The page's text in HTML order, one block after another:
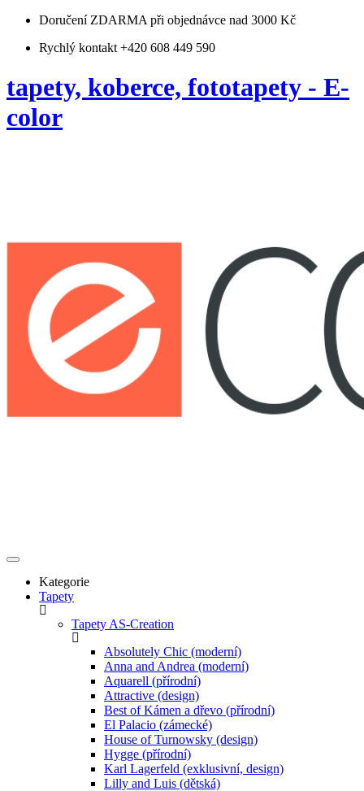
Doručení ZDARMA při objednávce nad 3000 Kč
Rychlý kontakt +420 608 449 590
tapety, koberce, fototapety - E-
color
Kategorie
Tapety
Tapety AS-Creation
Absolutely Chic (moderní)
Anna and Andrea (moderní)
Aquarell (přírodní)
Attractive (design)
Best of Kámen a dřevo (přírodní)
El Palacio (zámecké)
House of Turnowsky (design)
Hygge (přírodní)
Karl Lagerfeld (exklusivní, design)
Lilly and Luis (dětská)